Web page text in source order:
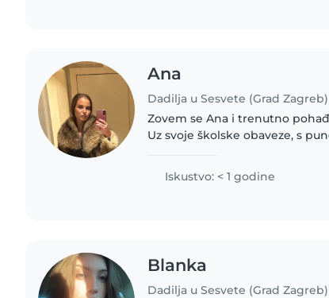
Ana
Dadilja u Sesvete (Grad Zagreb)
Zovem se Ana i trenutno
Uz svoje školske obaveze, s
djecom, njihova..
Iskustvo: < 1 godine
Blanka
Dadilja u Sesvete (Grad Zagreb)